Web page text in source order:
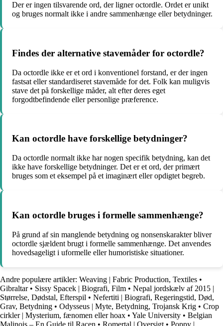
Der er ingen tilsvarende ord, der ligner octordle. Ordet er unikt
og bruges normalt ikke i andre sammenhænge eller betydninger.
Findes der alternative stavemåder for octordle?
Da octordle ikke er et ord i konventionel forstand, er der ingen
fastsat eller standardiseret stavemåde for det. Folk kan muligvis
stave det på forskellige måder, alt efter deres eget
forgodtbefindende eller personlige præference.
Kan octordle have forskellige betydninger?
Da octordle normalt ikke har nogen specifik betydning, kan det
ikke have forskellige betydninger. Det er et ord, der primært
bruges som et eksempel på et imaginært eller opdigtet begreb.
Kan octordle bruges i formelle sammenhænge?
På grund af sin manglende betydning og nonsenskarakter bliver
octordle sjældent brugt i formelle sammenhænge. Det anvendes
hovedsageligt i uformelle eller humoristiske situationer.
Andre populære artikler: Weaving | Fabric Production, Textiles •
Gibraltar• Sissy Spacek | Biografi, Film • Nepal jordskælv af 2015 |
Størrelse, Dødstal, Efterspil • Nefertiti | Biografi, Regeringstid, Død,
Grav, Betydning • Odysseus | Myte, Betydning, Trojansk Krig • Crop
cirkler | Mysterium, fænomen eller hoax • Yale University • Belgian
Malinois – En Guide til Racen • Romertal | Oversigt • Poppy |